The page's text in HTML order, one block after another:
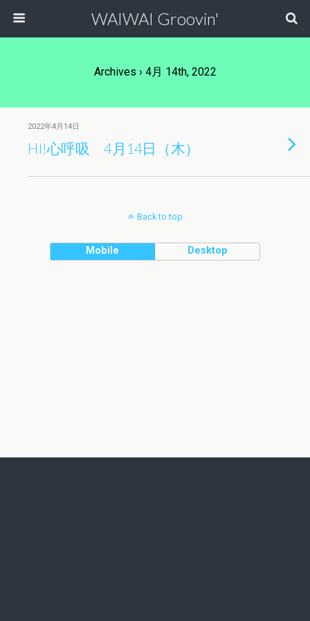
WAIWAI Groovin'
Archives › 4月 14th, 2022
2022年4月14日
HI!心呼吸 4月14日（木）
Back to top
Mobile Desktop